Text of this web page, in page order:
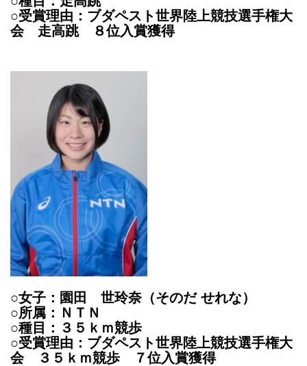
○受賞理由：ブダペスト世界陸上競技選手権大
会 走高跳 ８位入賞獲得
○女子：園田 世玲奈（そのだ せれな）
○所属：ＮＴＮ
○種目：３５ｋｍ競歩
○受賞理由：ブダペスト世界陸上競技選手権大
会 ３５ｋｍ競歩 ７位入賞獲得